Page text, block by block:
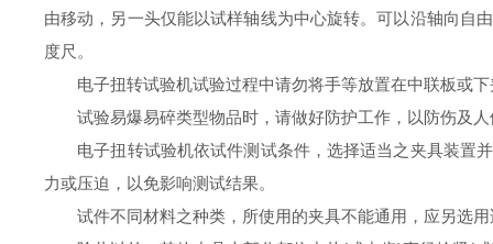
由移动，另一头仅能以试样轴线为中心旋转。可以沿轴向自
度尺。
电子扭转试验机试验过程中请勿将手等放置在中联板或下
试验易爆易碎类型物品时，请做好防护工作，以防伤及人
电子扭转试验机依试件测试条件，选择适当之夹具装置并
力或压迫，以免影响测试结果。
试件不同材料之种类，所使用的夹具不能通用，应另选用